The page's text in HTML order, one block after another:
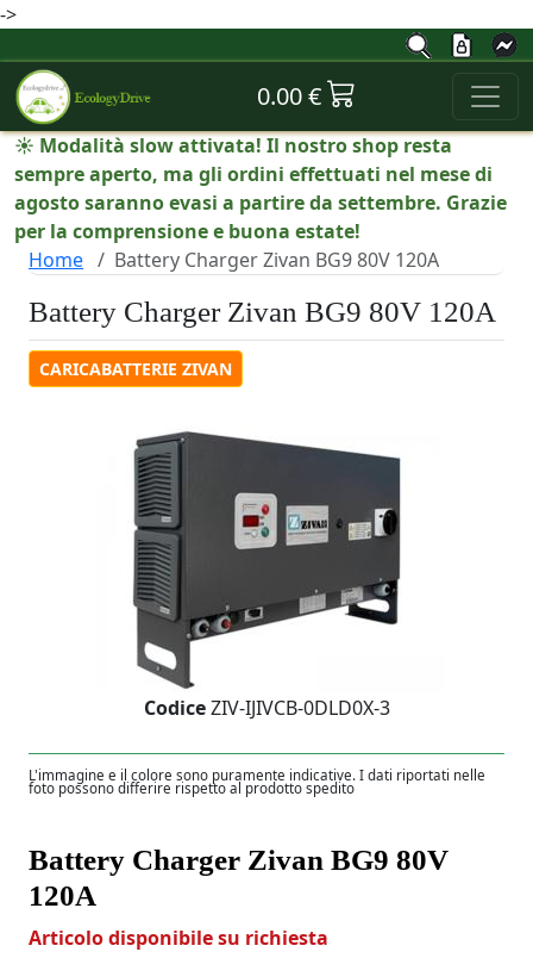
->
0.00 €
☀️ Modalità slow attivata! Il nostro shop resta
sempre aperto, ma gli ordini effettuati nel mese di
agosto saranno evasi a partire da settembre. Grazie
per la comprensione e buona estate!
Home
Battery Charger Zivan BG9 80V 120A
Battery Charger Zivan BG9 80V 120A
CARICABATTERIE ZIVAN
Codice ZIV-IJIVCB-0DLD0X-3
L'immagine e il colore sono puramente indicative. I dati riportati nelle
foto possono differire rispetto al prodotto spedito
Battery Charger Zivan BG9 80V
120A
Articolo disponibile su richiesta